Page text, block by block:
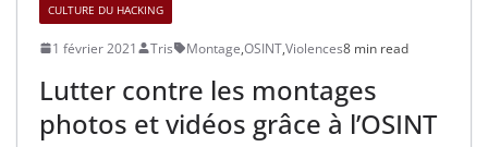
CULTURE DU HACKING
1 février 2021 Tris Montage,OSINT,Violences8 min read
Lutter contre les montages
photos et vidéos grâce à l’OSINT